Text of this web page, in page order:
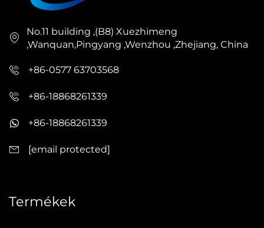
No.11 building ,(B8) Xuezhimeng
,Wanquan,Pingyang ,Wenzhou ,Zhejiang, China
+86-0577 63703568
+86-18868261339
+86-18868261339
[email protected]
Termékek